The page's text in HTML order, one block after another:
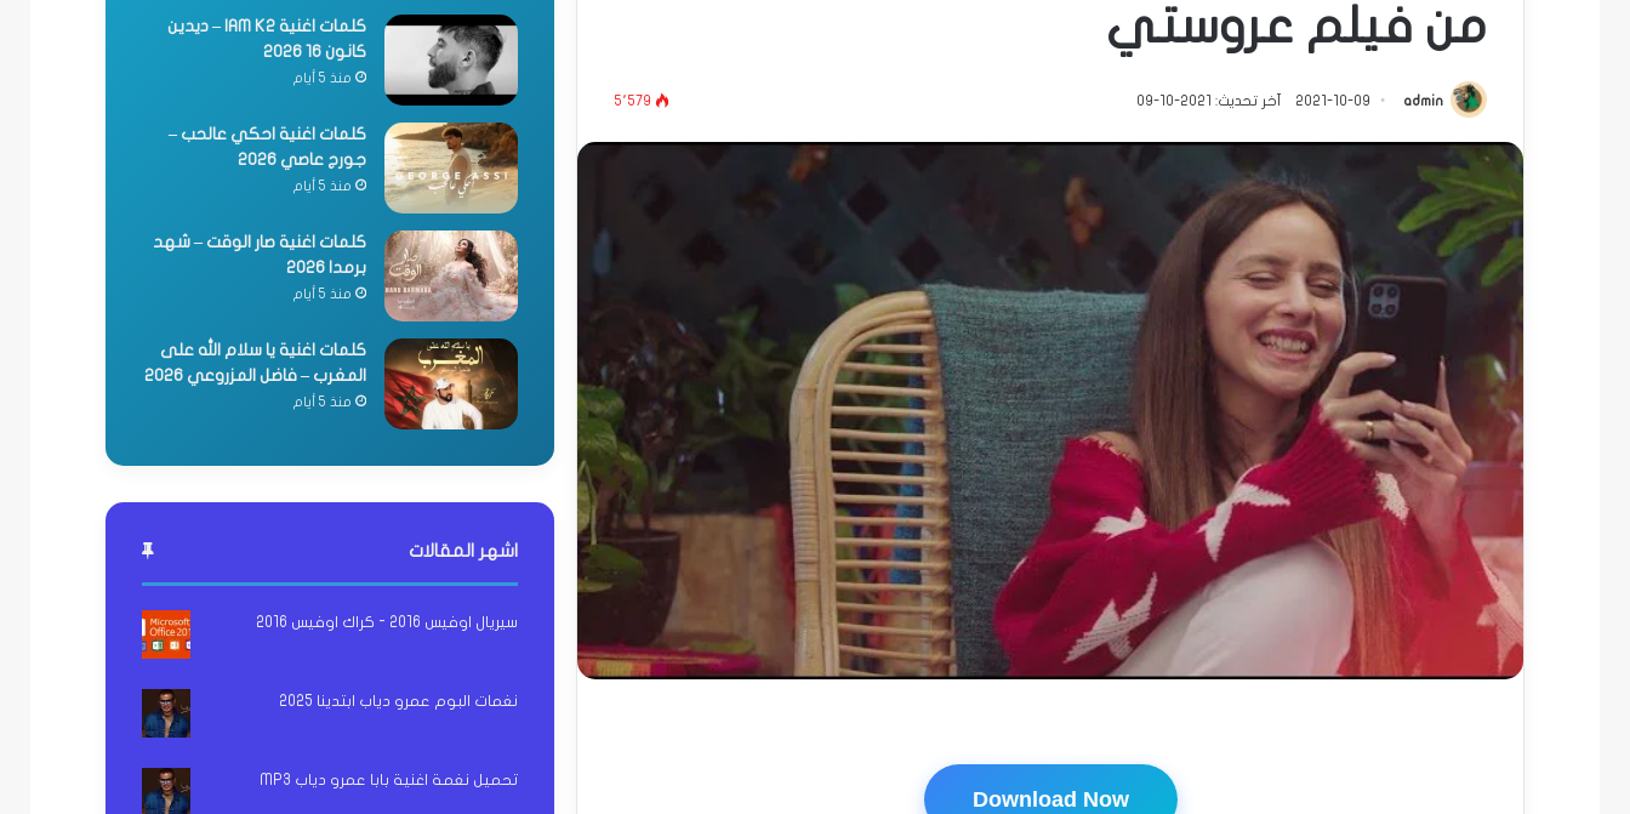
من فيلم عروستي
admin
2021-10-09 آخر تحديث: 2021-10-09 5٬579
Download Now
كلمات اغنية IAM K2 – ديدين
كانون 16 2026
منذ 5 أيام
كلمات اغنية احكي عالحب –
جورج عاصي 2026
منذ 5 أيام
كلمات اغنية صار الوقت – شهد
برمدا 2026
منذ 5 أيام
كلمات اغنية يا سلام الله على
المغرب – فاضل المزروعي 2026
منذ 5 أيام
اشهر المقالات
سيريال اوفيس 2016 - كراك اوفيس 2016
نغمات البوم عمرو دياب ابتدينا 2025
تحميل نغمة اغنية بابا عمرو دياب MP3